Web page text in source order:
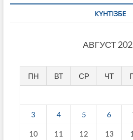
КҮНТІЗБЕ
АВГУСТ
ПН ВТ СР ЧТ
3 4 5 6
10 11 12 13